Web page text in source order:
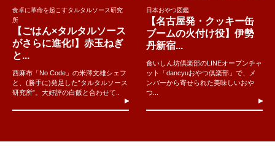
食卓に革命を起こすタルタルソース研究
所
【ごはん×タルタルソース
がさらに進化!】赤玉ねぎ
と...
西麻布「No Code」の米澤文雄シェフ
と、(勝手に)発足した“タルタルソース
研究所”。大好評の白飯と合わせて..
日本おやつ図鑑
【名古屋発・クッキー缶
ブームの火付け役】伊勢
丹新宿...
食いしん坊倶楽部のLINEオープンチャ
ット「dancyuおやつ倶楽部」で、メ
ンバーから寄せられた美味しいおや
つ...